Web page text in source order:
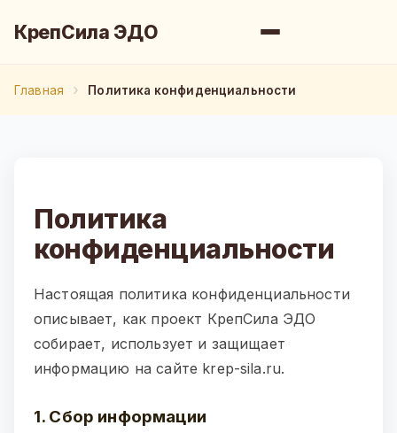
КрепСила ЭДО
Главная Политика конфиденциальности
Политика
конфиденциальности
Настоящая политика конфиденциальности
описывает, как проект КрепСила ЭДО
собирает, использует и защищает
информацию на сайте krep-sila.ru.
1. Сбор информации